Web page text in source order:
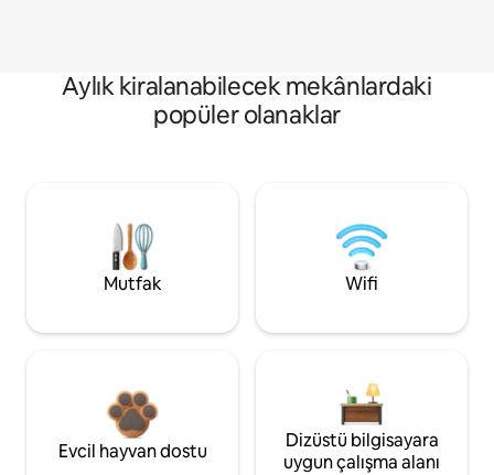
Aylık kiralanabilecek mekânlardaki
popüler olanaklar
Mutfak Wifi
Evcil hayvan dostu
Dizüstü bilgisayara
uygun çalışma alanı